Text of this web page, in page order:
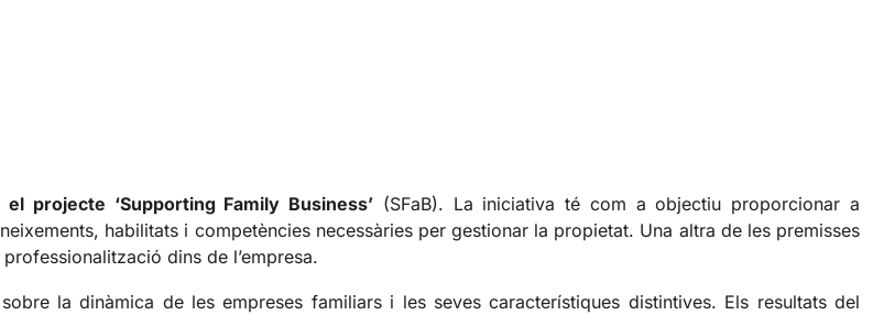
projecte ‘Supporting Family Business’ (SFaB). La iniciativa té com a objectiu proporcionar a
habilitats i competències necessàries per gestionar la propietat. Una altra de les premisses
dins de l’empresa.
la dinàmica de les empreses familiars i les seves característiques distintives. Els resultats del